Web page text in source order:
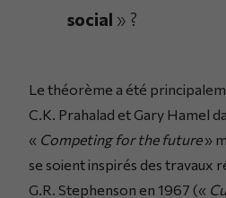
social » ?
Le théorème a été
C.K. Prahalad et Gary Hamel
« Competing for the future»
se soient inspirés des travaux
G.R. Stephenson en 1967 («